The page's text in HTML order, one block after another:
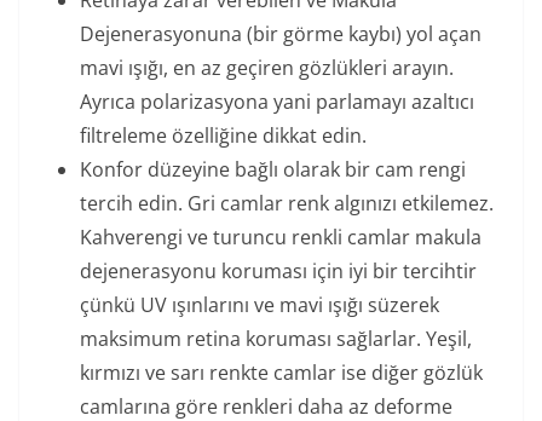
Dejenerasyonuna (bir görme kaybı) yol açan
mavi ışığı, en az geçiren gözlükleri arayın.
Ayrıca polarizasyona yani parlamayı azaltıcı
filtreleme özelliğine dikkat edin.
Konfor düzeyine bağlı olarak bir cam rengi
tercih edin. Gri camlar renk algınızı etkilemez.
Kahverengi ve turuncu renkli camlar makula
dejenerasyonu koruması için iyi bir tercihtir
çünkü UV ışınlarını ve mavi ışığı süzerek
maksimum retina koruması sağlarlar. Yeşil,
kırmızı ve sarı renkte camlar ise diğer gözlük
camlarına göre renkleri daha az deforme